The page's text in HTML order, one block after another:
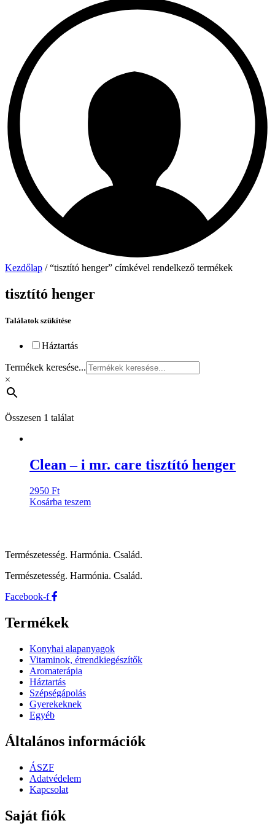
Kezdőlap / “tisztító henger” címkével rendelkező termékek
tisztító henger
Találatok szükítése
Háztartás
Termékek keresése...
×
Összesen 1 találat
Clean – i mr. care tisztító henger
2950 Ft
Kosárba teszem
Természetesség. Harmónia. Család.
Természetesség. Harmónia. Család.
Facebook-f
Termékek
Konyhai alapanyagok
Vitaminok, étrendkiegészítők
Aromaterápia
Háztartás
Szépségápolás
Gyerekeknek
Egyéb
Általános információk
ÁSZF
Adatvédelem
Kapcsolat
Saját fiók